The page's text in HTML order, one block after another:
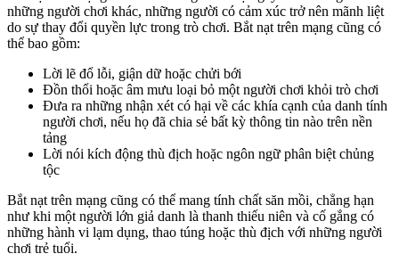
những người chơi khác, những người có cảm xúc trở nên mãnh liệt
do sự thay đổi quyền lực trong trò chơi. Bắt nạt trên mạng cũng có
thể bao gồm:
Lời lẽ đổ lỗi, giận dữ hoặc chửi bới
Đồn thổi hoặc âm mưu loại bỏ một người chơi khỏi trò chơi
Đưa ra những nhận xét có hại về các khía cạnh của danh tính
người chơi, nếu họ đã chia sẻ bất kỳ thông tin nào trên nền
tảng
Lời nói kích động thù địch hoặc ngôn ngữ phân biệt chủng
tộc
Bắt nạt trên mạng cũng có thể mang tính chất săn mồi, chẳng hạn
như khi một người lớn giả danh là thanh thiếu niên và cố gắng có
những hành vi lạm dụng, thao túng hoặc thù địch với những người
chơi trẻ tuổi.